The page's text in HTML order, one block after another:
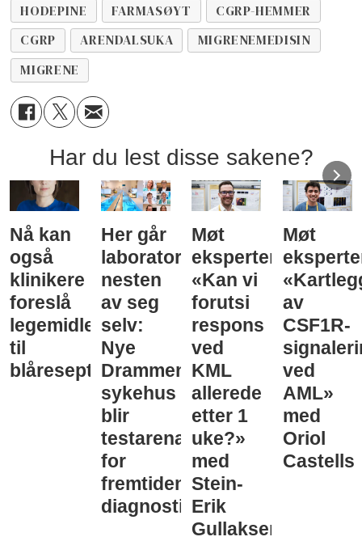
HODEPINE
FARMASØYT
CGRP-HEMMER
CGRP
ARENDALSUKA
MIGRENEMEDISIN
MIGRENE
Har du lest disse sakene?
Nå kan
også
klinikere
foreslå
legemidler
til
blåreseptvurdering
Her går
laboratorieprøvene
nesten
av seg
selv:
Nye
Drammen
sykehus
blir
testarena
for
fremtidens
diagnostikk
Møt
eksperten:
«Kan vi
forutsi
respons
ved
KML
allerede
etter 1
uke?»
med
Stein-
Erik
Gullaksen
Møt
av
CSF1R-
ved
AML»
med
Oriol
Castells